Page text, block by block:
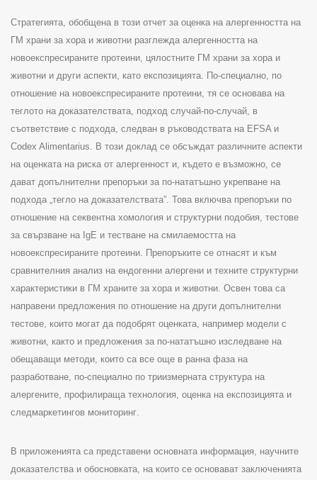
Стратегията, обобщена в този отчет за оценка на алергенността на
ГМ храни за хора и животни разглежда алергенността на
новоекспресираните протеини, цялостните ГМ храни за хора и
животни и други аспекти, като експозицията
По-специално, по
отношение на новоекспресираните протеини, тя се основава на
теглото на доказателствата, подход случай-по-случай, в
съответствие с подхода, следван в ръководствата на EFSA и
Codex Alimentarius.
В този доклад се обсъждат различните аспекти
на оценката на риска от алергенност и, където е възможно, се
дават допълнителни препоръки за по-нататъшно укрепване на
подхода „тегло на доказателствата”. Това включва препоръки по
отношение на секвентна хомология и структурни подобия, тестове
за свързване на IgE и тестване на смилаемостта на
новоекспресираните протеини
Препоръките се отнасят и към
сравнителния анализ на ендогенни алергени и техните структурни
характеристики в ГМ храните за хора и животни. Освен това са
направени предложения по отношение на други допълнителни
тестове, които могат да подобрят оценката, например модели с
животни, както и предложения за по-нататъшно изследване на
обещаващи методи, които са все още в ранна фаза на
разработване, по-специално по триизмерната структура на
алергените, профилираща технология, оценка на експозицията и
следмаркетингов мониторинг
В приложенията са представени основната информация, научните
доказателства и обосновката, на които се основават заключенията